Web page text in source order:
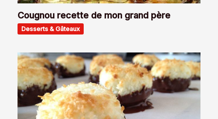
Cougnou recette de mon grand père
Desserts & Gâteaux